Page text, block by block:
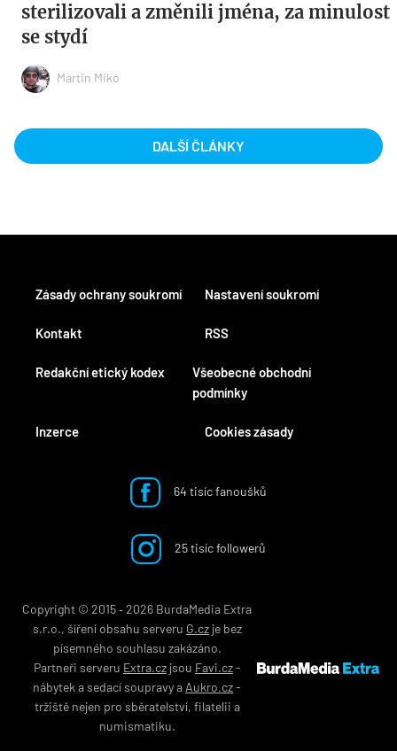
sterilizovali a změnili jména, za minulost
se stydí
Martin Miko
DALŠÍ ČLÁNKY
Kontakt
Redakční etický kodex
Inzerce
RSS
Všeobecné obchodní
podmínky
Cookies zásady
Zásady ochrany soukromí Nastavení soukromí
64 tisíc fanoušků
25 tisíc followerů
Copyright © 2015 ‐ 2026 BurdaMedia Extra
s.r.o., šíření obsahu serveru G.czje bez
písemného souhlasu zakázáno.
Partneři serveru Extra.czjsou Favi.cz-
nábyteka sedací soupravyaAukro.cz-
tržiště nejen pro sběratelství, filatelii a
numismatiku.